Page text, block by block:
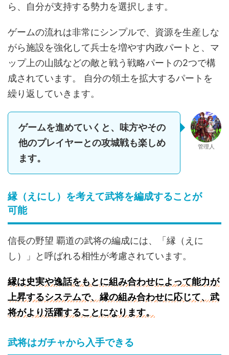
ら、自分が支持する勢力を選択します。
ゲームの流れは非常にシンプルで、資源を生産しな
がら施設を強化して兵士を増やす内政パートと、マ
ップ上の山賊などの敵と戦う戦略パートの2つで構
成されています。 自分の領土を拡大するパートを
繰り返していきます。
ゲームを進めていくと、味方やその
他のプレイヤーとの攻城戦も楽しめ
ます。
管理人
縁（えにし）を考えて武将を編成することが
可能
信長の野望 覇道の武将の編成には、「縁（えに
し）」と呼ばれる相性が考慮されています。
縁は史実や逸話をもとに組み合わせによって能力が
上昇するシステムで、縁の組み合わせに応じて、武
将がより活躍することになります。
武将はガチャから入手できる